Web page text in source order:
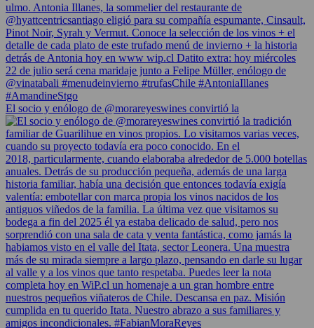
El socio y enólogo de @morareyeswines convirtió la